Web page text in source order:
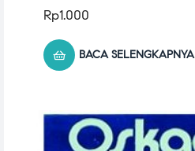
Rp1.000
BACA SELENGKAPNYA